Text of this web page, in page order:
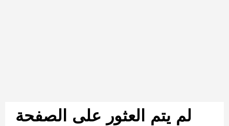
لم يتم العثور على الصفحة